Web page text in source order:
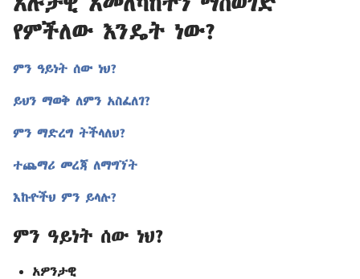
የምችለው እንዴት ነው?
ምን ዓይነት ሰው ነህ?
ይህን ማወቅ ለምን አስፈለገ?
ምን ማድረግ ትችላለህ?
ተጨማሪ መረጃ ለማግኘት
እኩዮችህ ምን ይላሉ?
ምን ዓይነት ሰው ነህ?
አዎንታዊ